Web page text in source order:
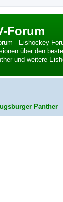
Forum
- Eishockey-
über den
und weitere
Panther